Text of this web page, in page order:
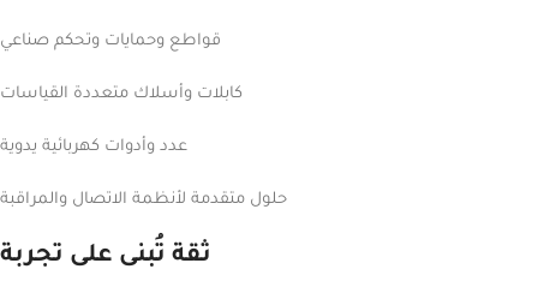
قواطع وحمايات وتحكم صناعي
كابلات وأسلاك متعددة القياسات
عدد وأدوات كهربائية يدوية
حلول متقدمة لأنظمة الاتصال والمراقبة
ثقة تُبنى على تجربة